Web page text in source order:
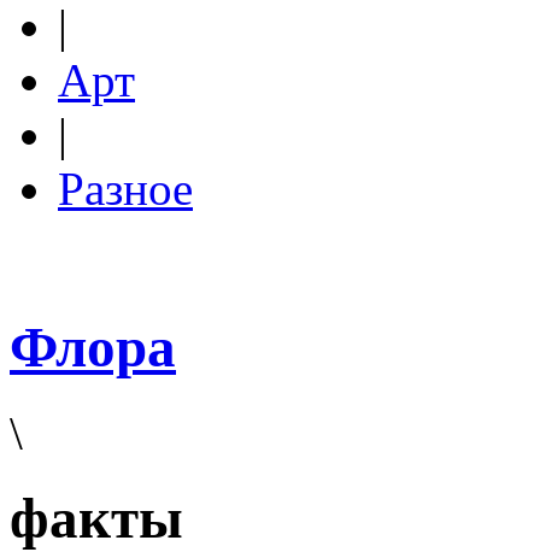
|
Арт
|
Разное
Флора
\
факты